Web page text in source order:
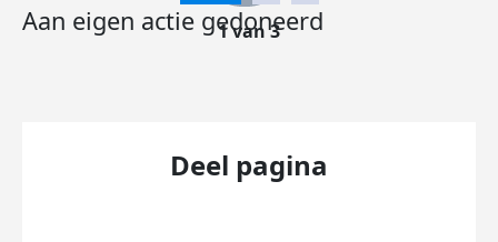
Aan eigen actie gedoneerd
1 van 3
Deel pagina